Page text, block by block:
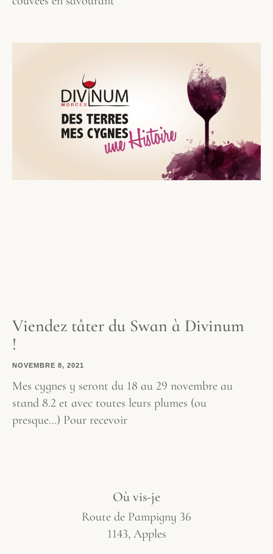
Viendez tâter du Swan à Divinum
!
NOVEMBRE 8, 2021
Mes cygnes y seront du 18 au 29 novembre au
stand 8.2 et avec toutes leurs plumes (ou
presque…) Pour recevoir
Où vis-je
Route de Pampigny 36
1143, Apples